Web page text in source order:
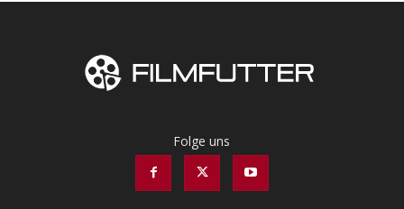
Folge uns